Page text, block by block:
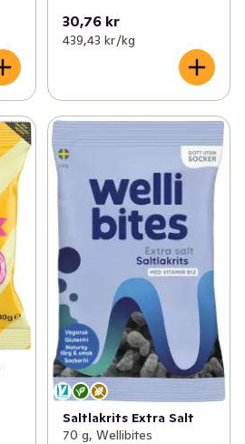
30,76 kr
439,43 kr /kg
Saltlakrits Extra Salt
70 g, Wellibites